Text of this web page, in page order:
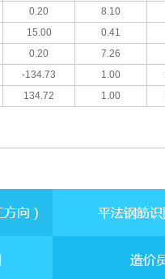
0.20 8.10
15.00 0.41
0.20 7.26
-134.73 1.00
134.72 1.00